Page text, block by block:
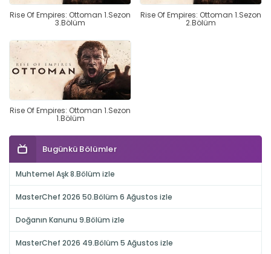
Rise Of Empires: Ottoman 1.Sezon
3.Bölüm
Rise Of Empires: Ottoman 1.Sezon
2.Bölüm
Rise Of Empires: Ottoman 1.Sezon
1.Bölüm
Bugünkü Bölümler
Muhtemel Aşk 8.Bölüm izle
MasterChef 2026 50.Bölüm 6 Ağustos izle
Doğanın Kanunu 9.Bölüm izle
MasterChef 2026 49.Bölüm 5 Ağustos izle